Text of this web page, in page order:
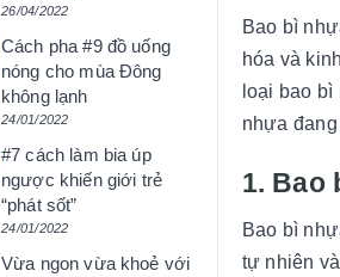
Bao bì
hóa và
loại bao
nhựa
1. Bao
Bao bì
tự nhiên
26/04/2022
Cách pha #9 đồ uống
nóng cho mùa Đông
không lạnh
24/01/2022
#7 cách làm bia úp
ngược khiến giới trẻ
“phát sốt”
24/01/2022
Vừa ngon vừa khoẻ với